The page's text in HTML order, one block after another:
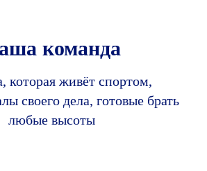
команда
которая живёт спортом,
своего дела, готовые брать
любые высоты